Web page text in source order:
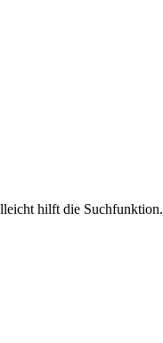
hilft die Suchfunktion.